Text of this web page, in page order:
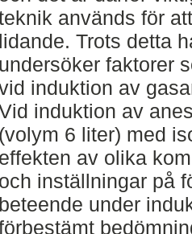
används för
lidande. Trots detta
undersöker faktorer
induktion av
induktion av
(volym 6 liter) med
effekten av olika
och inställningar på
beteende under